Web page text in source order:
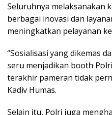
Seluruhnya melaksanakan
berbagai inovasi dan
meningkatkan pelayanan
“Sosialisasi yang dikemas
seru menjadikan booth
terakhir pameran tidak
Kadiv Humas.
Selain itu, Polri juga